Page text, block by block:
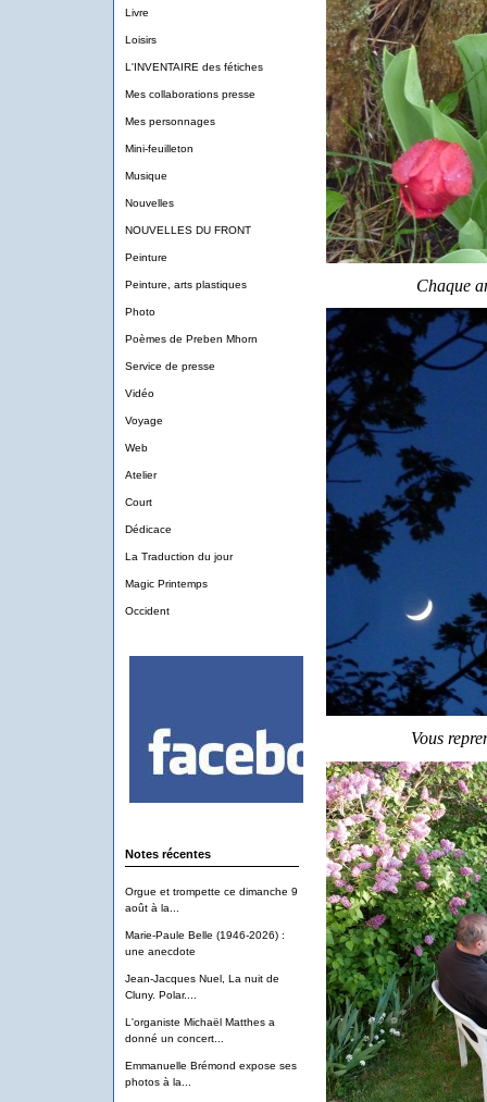
Livre
Loisirs
L'INVENTAIRE des fétiches
Mes collaborations presse
Mes personnages
Mini-feuilleton
Musique
Nouvelles
NOUVELLES DU FRONT
Peinture
Peinture, arts plastiques
Photo
Poèmes de Preben Mhorn
Service de presse
Vidéo
Voyage
Web
Atelier
Court
Dédicace
La Traduction du jour
Magic Printemps
Occident
Notes récentes
Orgue et trompette ce dimanche 9
août à la...
Marie-Paule Belle (1946-2026) :
une anecdote
Jean-Jacques Nuel, La nuit de
Cluny. Polar....
L'organiste Michaël Matthes a
donné un concert...
Emmanuelle Brémond expose ses
photos à la...
Chaque
Vous